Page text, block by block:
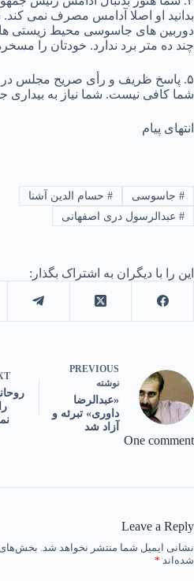
بدانید او اصلا آدامس مصرف نمی کند.
دوربین های جاسوسی محیط زیستی
چند ده متر برد ندارد. خودتان را
۵. پاسخ ظریف و رأی صریح مجلس در
شما کافی نیست. شما نیاز به بیداری
انتهای پیام
#جاسوسی #حسام الدین آشنا
#عبدالرسول دری اصفهانی
این را با دیگران به اشتراک بگذار:
PREVIOUS
نوشته
«عبدالرضا
داوری» تبرئه و
آزاد شد
One comment
Leave a Reply
نشانی ایمیل شما منتشر نخواهد شد. بخش‌های
شده‌اند *